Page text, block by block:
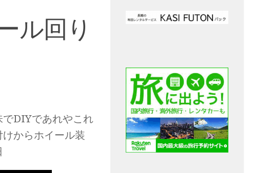
ル回り
でDIYであれやこれ
からホイール装